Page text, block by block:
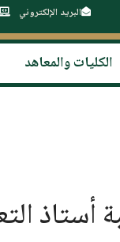
البريد الإلكتروني
الكليات والمعاهد